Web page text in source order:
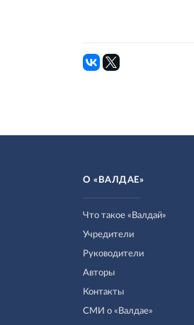
О «ВАЛДАЕ»
Что такое «Валдай»
Учредители
Руководители
Авторы
Контакты
СМИ о «Валдае»